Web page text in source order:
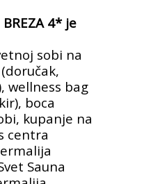
4* je
sobi na
wellness bag
boca
kupanje na
centra
Sauna